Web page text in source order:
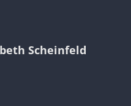
Scheinfeld